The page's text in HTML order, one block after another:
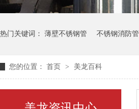
热门关键词： 薄壁不锈钢管 不锈钢消防管
您的位置： 首页 > 美龙百科